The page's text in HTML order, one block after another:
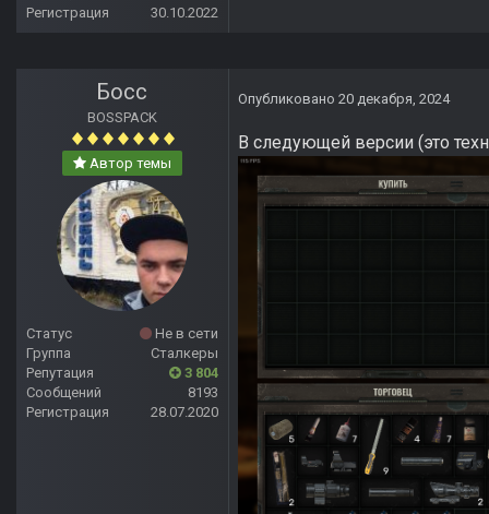
Регистрация
30.10.2022
Босс
BOSSPACK
Автор темы
Статус
Не в сети
Группа
Сталкеры
Репутация
3 804
Сообщений
8193
Регистрация
28.07.2020
Опубликовано 20 декабря, 2024
В следующей версии (это